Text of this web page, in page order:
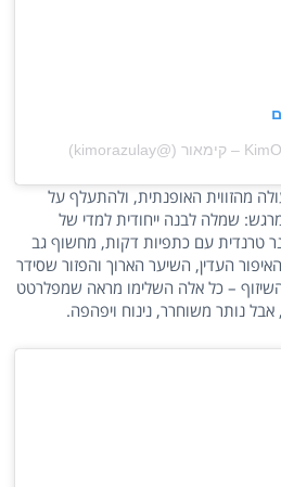
מהזווית האופנתית, ולהתעלף על
שמלה לבנה ייחודית למדי של
טרנדית עם כתפיות דקות, מחשוף גב
העדין, השיער הארוך והפזור שסידר
השיזוף – כל אלה השלימו מראה שמפלרטט
נותר משוחרר, נינוח ויפהפה.